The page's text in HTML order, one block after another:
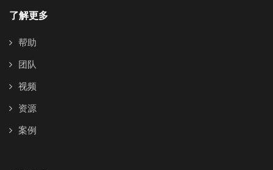
了解更多
帮助
团队
视频
资源
案例